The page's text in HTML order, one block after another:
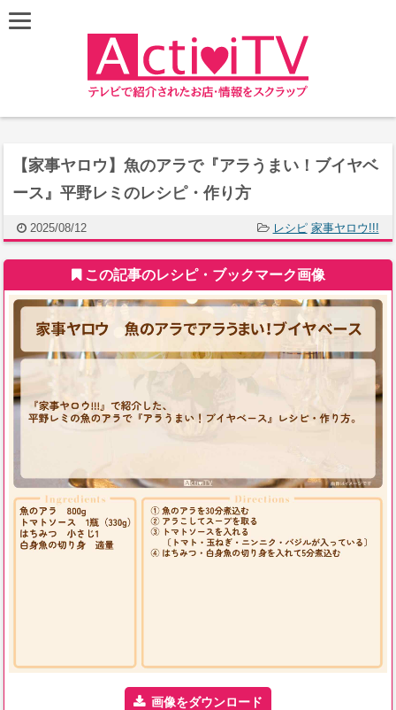
【家事ヤロウ】魚のアラで『アラうまい！ブイヤベ
ース』平野レミのレシピ・作り方
2025/08/12 レシピ 家事ヤロウ!!!
この記事のレシピ・ブックマーク画像
画像をダウンロード